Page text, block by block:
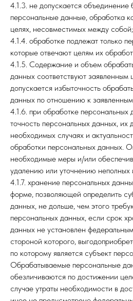
4.1.3. не допускается
персональные данные, обработка
целях, несовместимых между собой;
4.1.4. обработке подлежат только
которые отвечают целям их
4.1.5. Содержание и объем
данных соответствуют
допускается избыточность
данных по отношению к
4.1.6. при обработке персональных
точность персональных данных, их
необходимых случаях и
обработки персональных данных.
необходимые меры и/или
удалению или уточнению неполных
4.1.7. хранение персональных
форме, позволяющей определить
данных, не дольше, чем этого
персональных данных, если срок
данных не установлен
стороной которого,
по которому является субъект
Обрабатываемые персональные
обезличиваются по достижении
случае утраты необходимости в